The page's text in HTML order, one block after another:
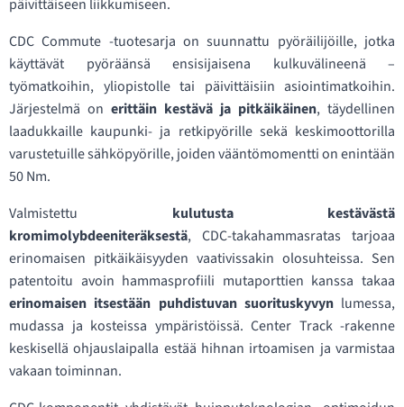
päivittäiseen liikkumiseen.
CDC Commute -tuotesarja on suunnattu pyöräilijöille, jotka
käyttävät pyöräänsä ensisijaisena kulkuvälineenä –
työmatkoihin, yliopistolle tai päivittäisiin asiointimatkoihin.
Järjestelmä on erittäin kestävä ja pitkäikäinen, täydellinen
laadukkaille kaupunki- ja retkipyörille sekä keskimoottorilla
varustetuille sähköpyörille, joiden vääntömomentti on enintään
50 Nm.
Valmistettu kulutusta kestävästä
kromimolybdeeniteräksestä, CDC-takahammasratas tarjoaa
erinomaisen pitkäikäisyyden vaativissakin olosuhteissa. Sen
patentoitu avoin hammasprofiili mutaporttien kanssa takaa
erinomaisen itsestään puhdistuvan suorituskyvynlumessa,
mudassa ja kosteissa ympäristöissä. Center Track -rakenne
keskisellä ohjauslaipalla estää hihnan irtoamisen ja varmistaa
vakaan toiminnan.